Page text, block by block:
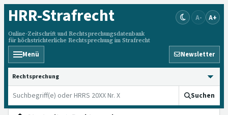
HRR-Strafrecht
Online-Zeitschrift und Rechtsprechungsdatenbank
für höchstrichterliche Rechtsprechung im Strafrecht
A- A+
Menü Newsletter
HRRS durchsuchen
Suchen